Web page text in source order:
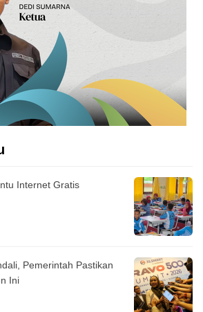
Internet Gratis
Pemerintah Pastikan
Ini